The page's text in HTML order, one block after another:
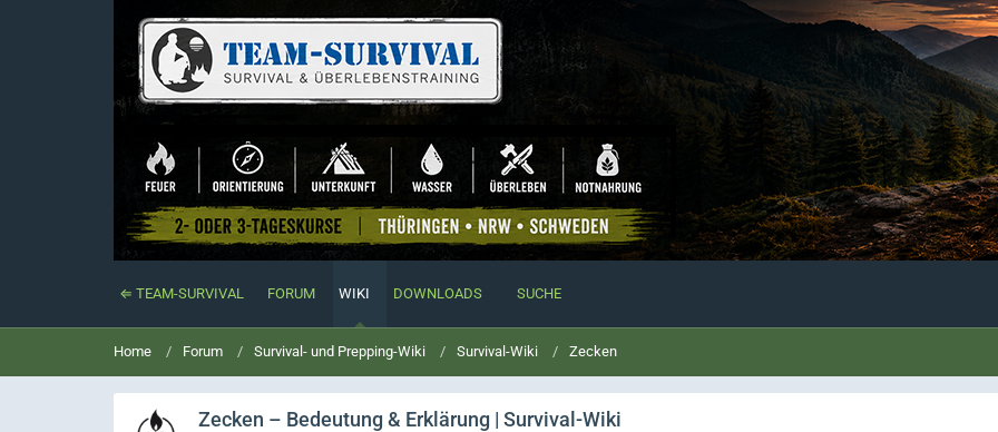
⇐ TEAM-SURVIVAL FORUM WIKI DOWNLOADS SUCHE
Home Forum Survival- und Prepping-Wiki Survival-Wiki Zecken
Zecken – Bedeutung & Erklärung | Survival-Wiki